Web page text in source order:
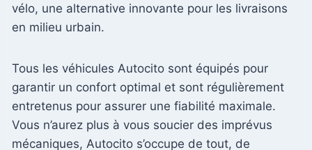
vélo, une alternative innovante pour les livraisons
en milieu urbain.
Tous les véhicules Autocito sont équipés pour
garantir un confort optimal et sont régulièrement
entretenus pour assurer une fiabilité maximale.
Vous n’aurez plus à vous soucier des imprévus
mécaniques, Autocito s’occupe de tout, de